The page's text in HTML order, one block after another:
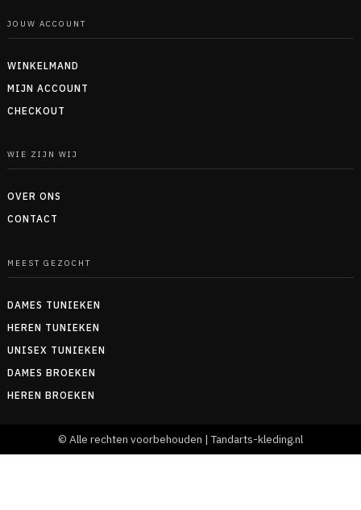
JOUW ACCOUNT
WINKELMAND
MIJN ACCOUNT
CHECKOUT
WIE ZIJN WIJ
OVER ONS
CONTACT
MEEST GEZOCHT
DAMES TUNIEKEN
HEREN TUNIEKEN
UNISEX TUNIEKEN
DAMES BROEKEN
HEREN BROEKEN
© Alle rechten voorbehouden | Tandarts-kleding.nl